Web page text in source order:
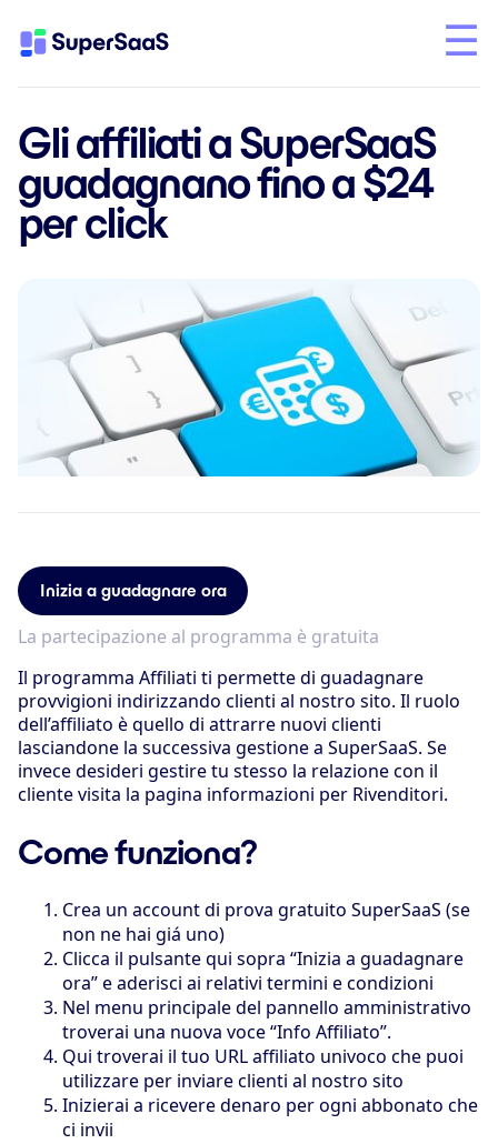
Gli affiliati a SuperSaaS
guadagnano fino a $24
per click
Inizia a guadagnare ora
La partecipazione al programma è gratuita
Il programma Affiliati ti permette di guadagnare
provvigioni indirizzando clienti al nostro sito. Il ruolo
dell’affiliato è quello di attrarre nuovi clienti
lasciandone la successiva gestione a SuperSaaS. Se
invece desideri gestire tu stesso la relazione con il
cliente visita la pagina informazioni per Rivenditori.
Come funziona?
Crea un account di prova gratuito SuperSaaS (se
non ne hai giá uno)
Clicca il pulsante qui sopra “Inizia a guadagnare
ora” e aderisci ai relativi termini e condizioni
Nel menu principale del pannello amministrativo
troverai una nuova voce “Info Affiliato”.
Qui troverai il tuo URL affiliato univoco che puoi
utilizzare per inviare clienti al nostro sito
Inizierai a ricevere denaro per ogni abbonato che
ci invii